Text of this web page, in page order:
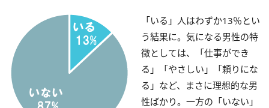
「いる」人はわずか13％とい
う結果に。気になる男性の特
徴としては、「仕事ができ
る」「やさしい」「頼りにな
る」など、まさに理想的な男
性ばかり。一方の「いない」